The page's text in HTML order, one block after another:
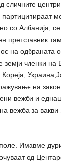
сличните
со Албанија,
претставник
на одбраната
земји членки
на
вежби и
вежба за вакви
Имавме
од